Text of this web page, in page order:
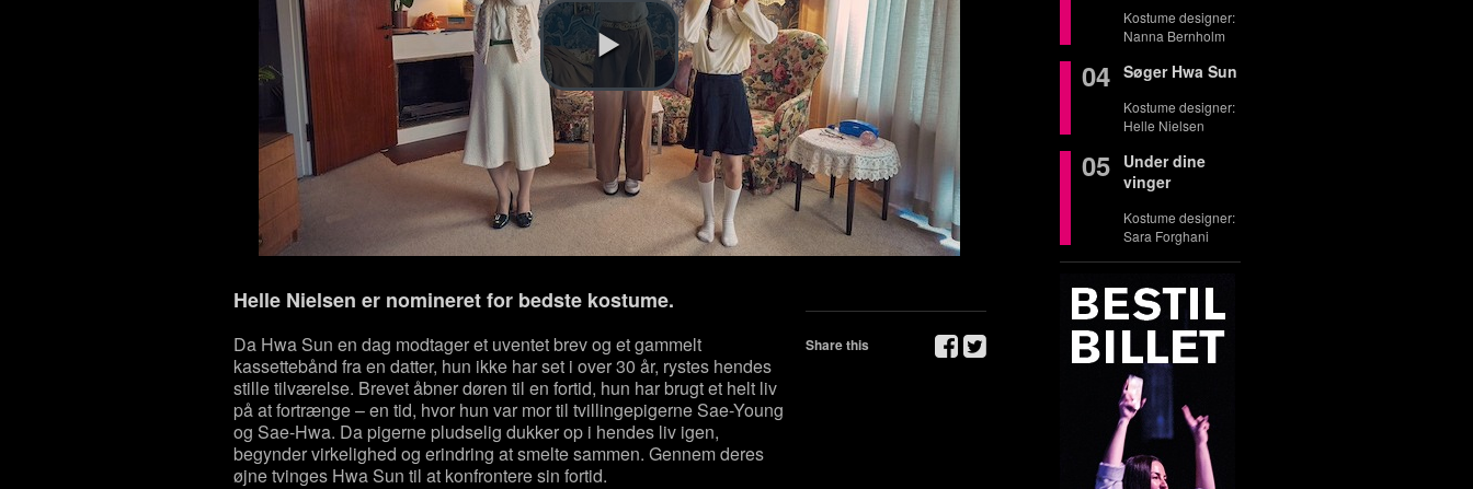
Helle Nielsen er nomineret for bedste kostume.
Da Hwa Sun en dag modtager et uventet brev og et gammelt
kassettebånd fra en datter, hun ikke har set i over 30 år, rystes hendes
stille tilværelse. Brevet åbner døren til en fortid, hun har brugt et helt liv
på at fortrænge – en tid, hvor hun var mor til tvillingepigerne Sae-Young
og Sae-Hwa. Da pigerne pludselig dukker op i hendes liv igen,
begynder virkelighed og erindring at smelte sammen. Gennem deres
øjne tvinges Hwa Sun til at konfrontere sin fortid.
Share this
Kostume designer:
Nanna Bernholm
04 Søger Hwa Sun
Kostume designer:
Helle Nielsen
05
Under dine
vinger
Kostume designer:
Sara Forghani